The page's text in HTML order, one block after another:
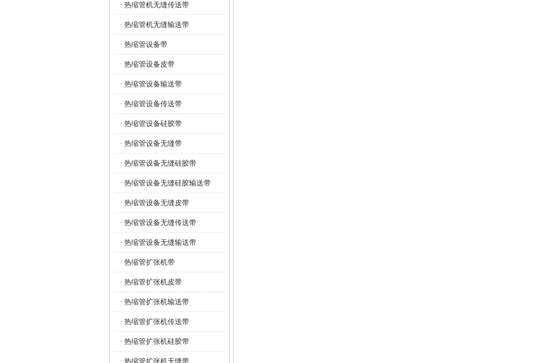
· 热缩管机无缝传送带
· 热缩管机无缝输送带
· 热缩管设备带
· 热缩管设备皮带
· 热缩管设备输送带
· 热缩管设备传送带
· 热缩管设备硅胶带
· 热缩管设备无缝带
· 热缩管设备无缝硅胶带
· 热缩管设备无缝硅胶输送带
· 热缩管设备无缝皮带
· 热缩管设备无缝传送带
· 热缩管设备无缝输送带
· 热缩管扩张机带
· 热缩管扩张机皮带
· 热缩管扩张机输送带
· 热缩管扩张机传送带
· 热缩管扩张机硅胶带
· 热缩管扩张机无缝带